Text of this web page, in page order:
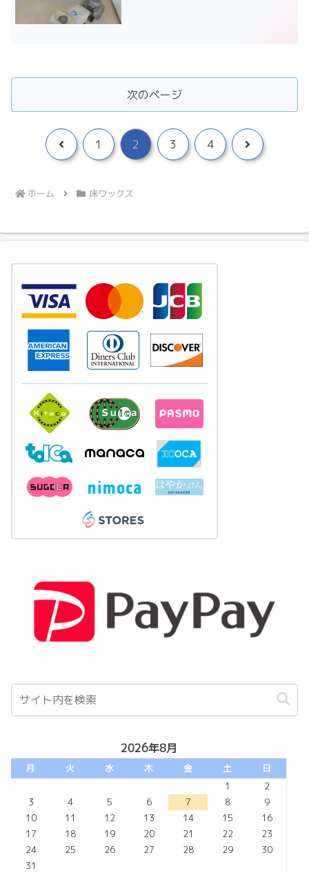
次のページ
前
1 2 3 4
次
ホーム 床ワックス
2026年8月
月 火 水 木 金 土
日
1
2
3
4 5 6 7 8
9
10
11 12 13 14 15
16
17
18 19 20 21 22
23
24
25 26 27 28 29
30
31